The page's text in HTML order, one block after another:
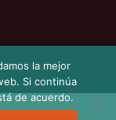
la mejor
Si continúa
de acuerdo.